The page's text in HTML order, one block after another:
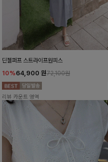
딘젤퍼프 스트라이프원피스
10%64,900 원72,100원
리뷰 카운트 영역